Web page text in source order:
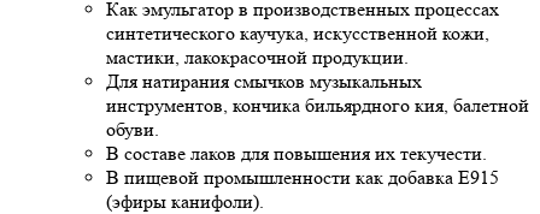
Как эмульгатор в производственных процессах
синтетического каучука, искусственной кожи,
мастики, лакокрасочной продукции.
Для натирания смычков музыкальных
инструментов, кончика бильярдного кия, балетной
обуви.
В составе лаков для повышения их текучести.
В пищевой промышленности как добавка Е915
(эфиры канифоли).